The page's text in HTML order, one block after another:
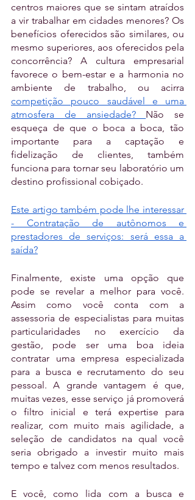
centros maiores que se sintam atraídos
a vir trabalhar em cidades menores? Os
benefícios oferecidos são similares, ou
mesmo superiores, aos oferecidos pela
concorrência? A cultura empresarial
favorece o bem-estar e a harmonia no
competição pouco saudável e uma
atmosfera de ansiedade? Não se
esqueça de que o boca a boca, tão
importante para a captação e
fidelização de clientes, também
funciona para tornar seu laboratório um
destino profissional cobiçado.
Este artigo também pode lhe interessar
- Contratação de autônomos e
prestadores de serviços: será essa a
saída?
Finalmente, existe uma opção que
pode se revelar a melhor para você.
Assim como você conta com a
assessoria de especialistas para muitas
particularidades no exercício da
gestão, pode ser uma boa ideia
contratar uma empresa especializada
para a busca e recrutamento do seu
pessoal. A grande vantagem é que,
muitas vezes, esse serviço já promoverá
o filtro inicial e terá expertise para
realizar, com muito mais agilidade, a
seleção de candidatos na qual você
seria obrigado a investir muito mais
tempo e talvez com menos resultados.
E você, como lida com a busca e